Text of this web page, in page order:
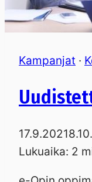
Kampanjat ·
17.9.2021
Lukuaika: 2